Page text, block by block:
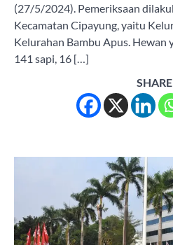
(27/5/2024). Pemeriksaan
Kecamatan Cipayung, yaitu
Kelurahan Bambu Apus. Hewan
141 sapi, 16 […]